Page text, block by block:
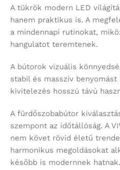
A tükrök modern LED
hanem praktikus is. A
a mindennapi rutinokat,
hangulatot teremtenek.
A bútorok vizuális
stabil és masszív
kivitelezés hosszú távú
A fürdőszobabútor
szempont az időtállóság. A
nem követ rövid életű
harmonikus megoldásokat
később is modernnek hatnak.